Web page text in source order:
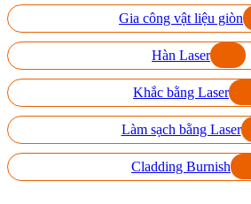
Gia công vật liệu giòn
Hàn Laser
Khắc bằng Laser
Làm sạch bằng Laser
Cladding Burnish